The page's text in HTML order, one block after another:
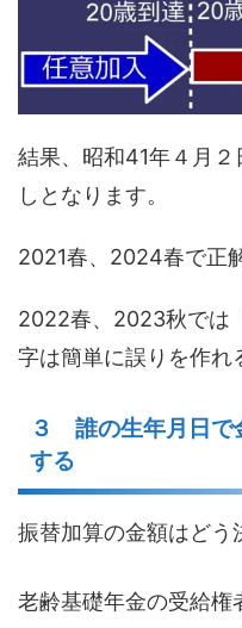
結果、昭和41年４月
しとなります。
2021春、2024春で正解
2022春、2023秋では
字は簡単に誤りを作れ
３ 誰の生年月日で
する
振替加算の金額はどう
老齢基礎年金の受給権